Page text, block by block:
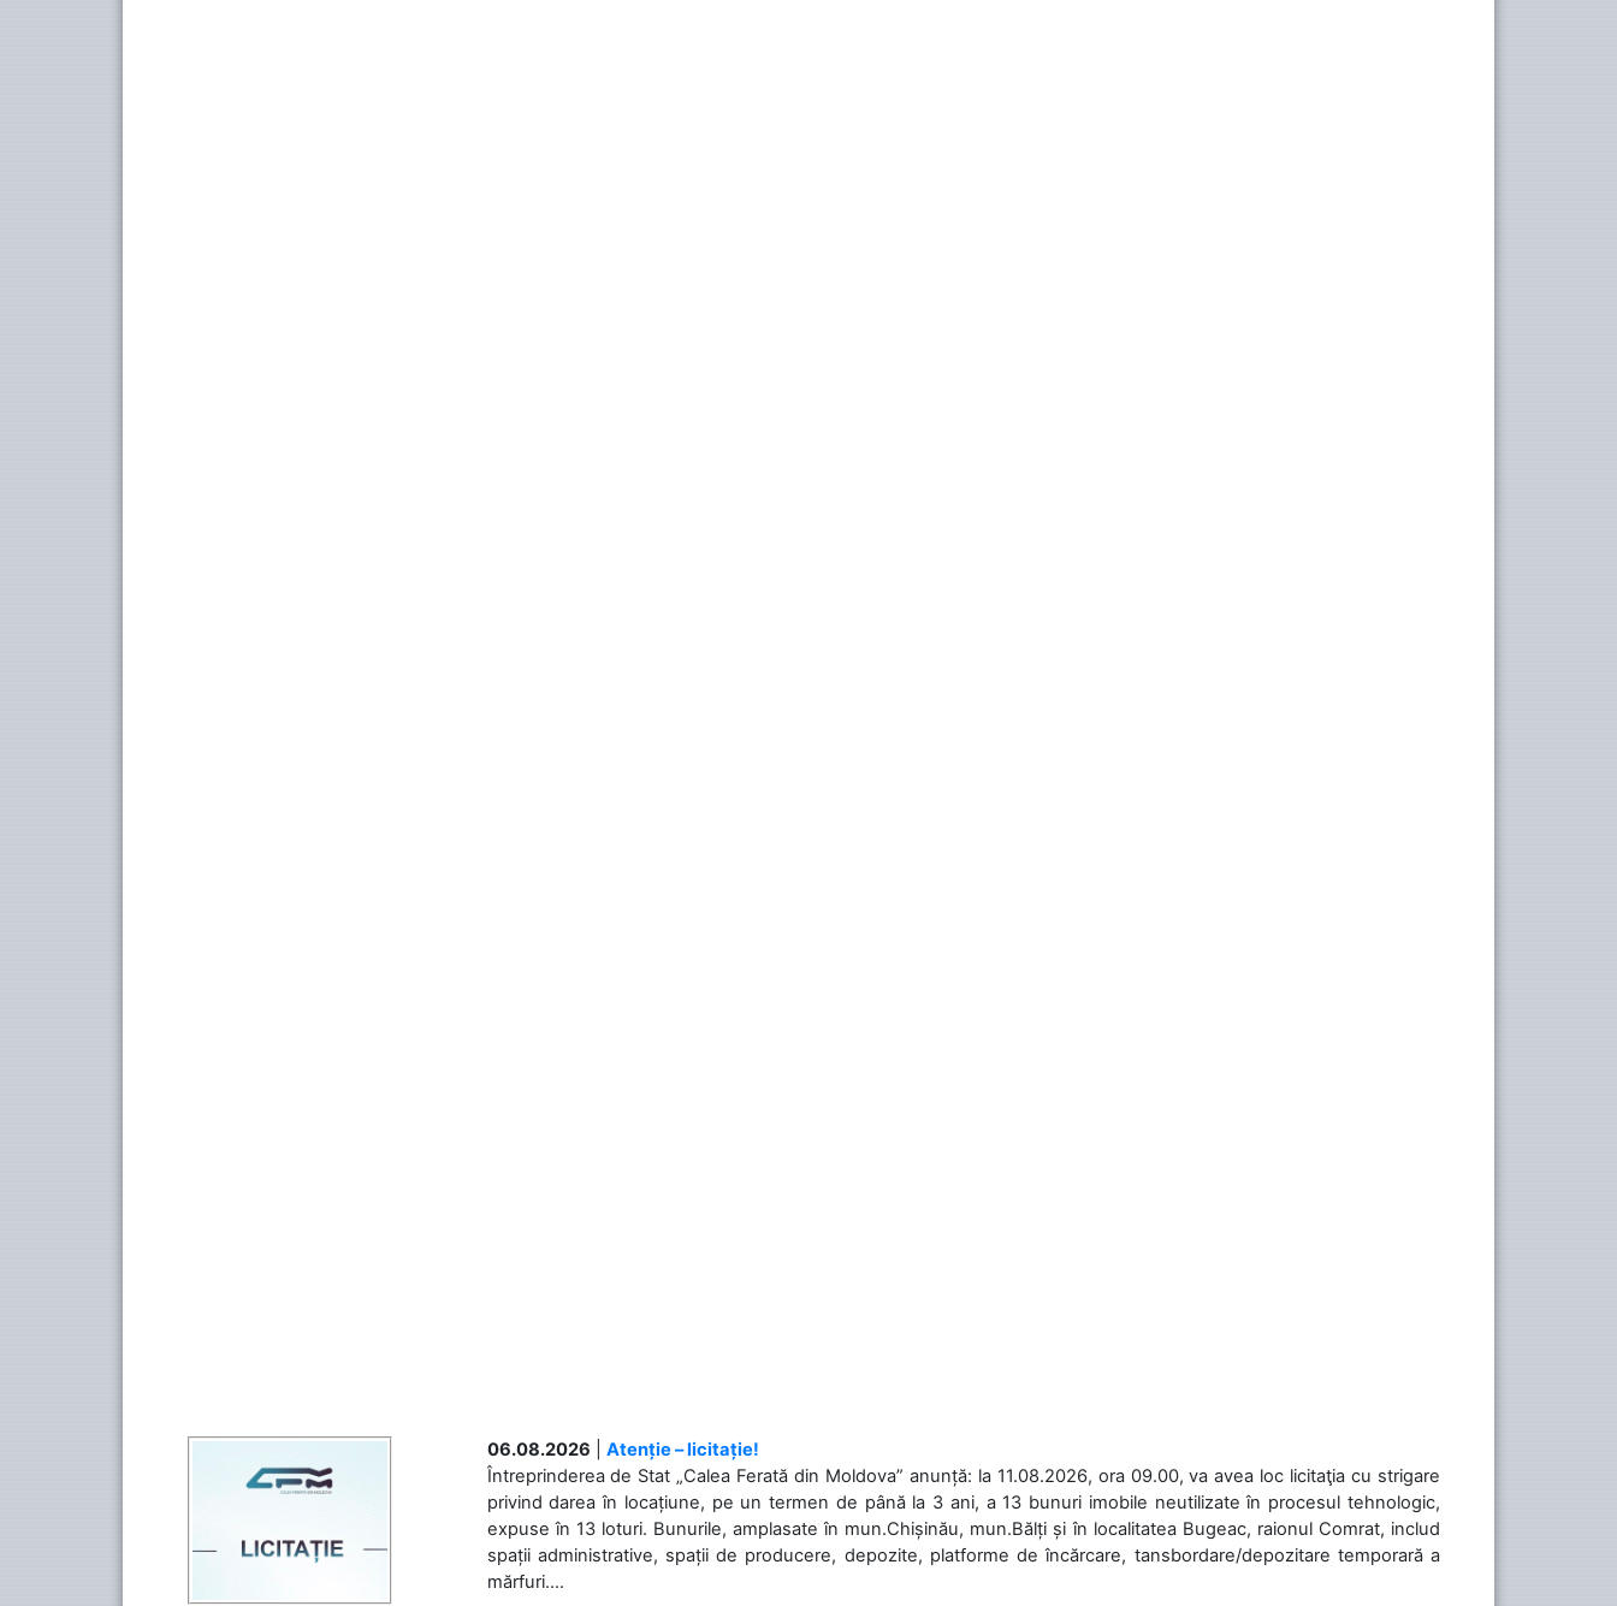
06.08.2026
Atenție – licitație!
Întreprinderea de Stat „Calea Ferată din Moldova” anunță: la 11.08.2026, ora 09.00, va avea loc licitaţia cu strigare
privind darea în locațiune, pe un termen de până la 3 ani, a 13 bunuri imobile neutilizate în procesul tehnologic,
expuse în 13 loturi. Bunurile, amplasate în mun.Chișinău, mun.Bălți și în localitatea Bugeac, raionul Comrat, includ
spații administrative, spații de producere, depozite, platforme de încărcare, tansbordare/depozitare temporară a
mărfuri....